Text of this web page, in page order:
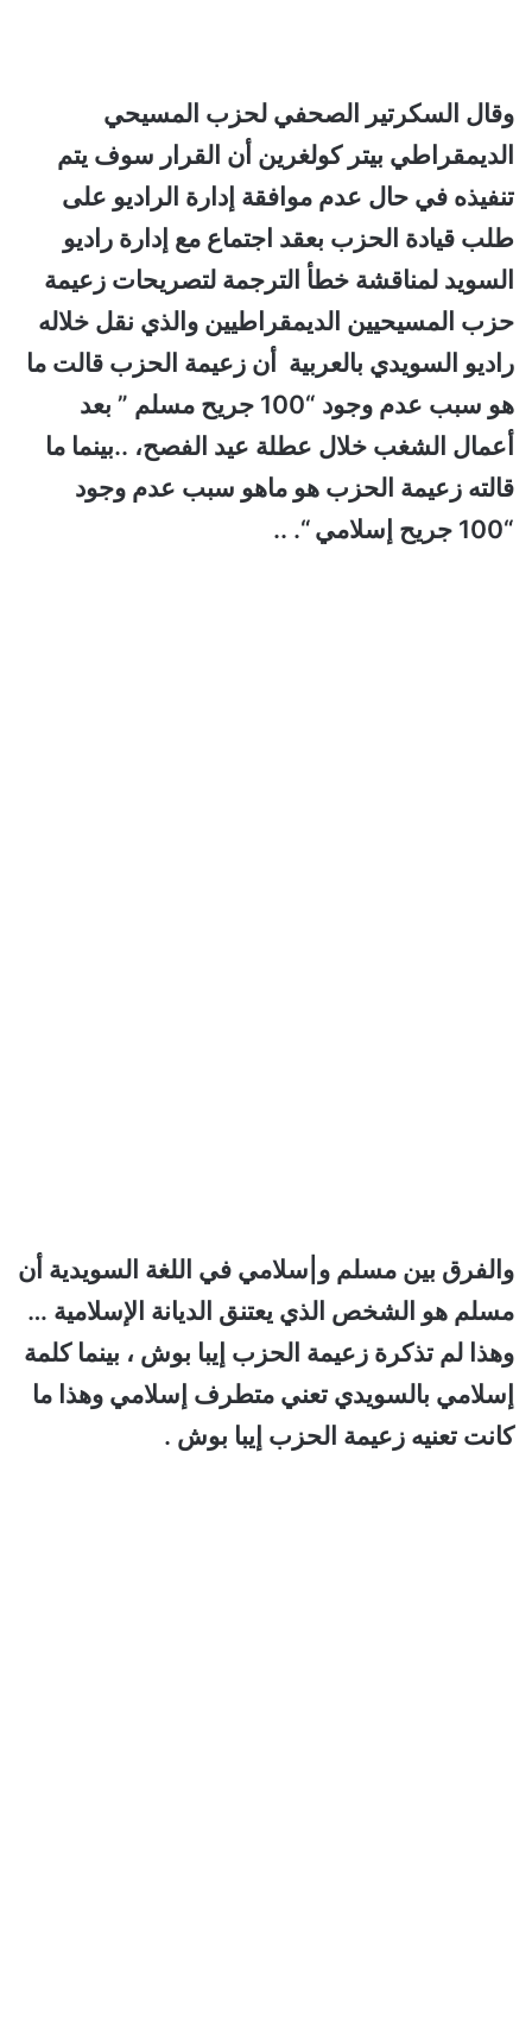
وقال السكرتير الصحفي لحزب المسيحي
الديمقراطي بيتر كولغرين أن القرار سوف يتم
تنفيذه في حال عدم موافقة إدارة الراديو على
طلب قيادة الحزب بعقد اجتماع مع إدارة راديو
السويد لمناقشة خطأ الترجمة لتصريحات زعيمة
حزب المسيحيين الديمقراطيين والذي نقل خلاله
راديو السويدي بالعربية أن زعيمة الحزب قالت ما
هو سبب عدم وجود “100 جريح مسلم ” بعد
أعمال الشغب خلال عطلة عيد الفصح، ..بينما ما
قالته زعيمة الحزب هو ماهو سبب عدم وجود
“100 جريح إسلامي “. ..
والفرق بين مسلم و|سلامي في اللغة السويدية أن
مسلم هو الشخص الذي يعتنق الديانة الإسلامية …
وهذا لم تذكرة زعيمة الحزب إيبا بوش ، بينما كلمة
إسلامي بالسويدي تعني متطرف إسلامي وهذا ما
كانت تعنيه زعيمة الحزب إيبا بوش .